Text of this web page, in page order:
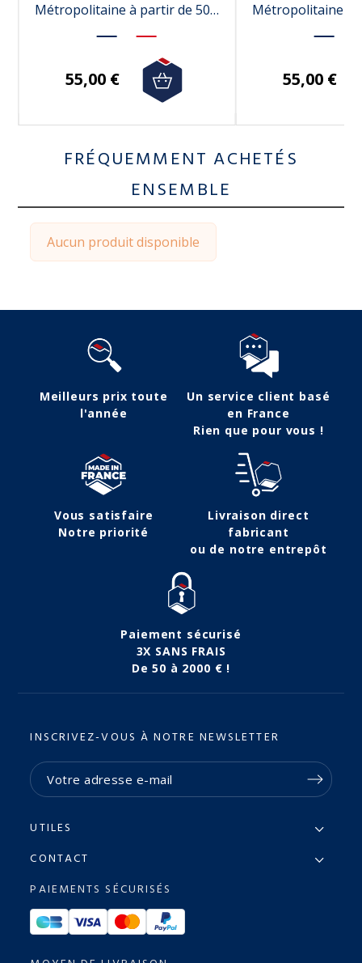
Métropolitaine à partir de 50€
55,00 €
Métropolitaine à
55,00 €
FRÉQUEMMENT ACHETÉS
ENSEMBLE
Aucun produit disponible
Meilleurs prix toute
l'année
Un service client basé
en France
Rien que pour vous !
Vous satisfaire
Notre priorité
Livraison direct
fabricant
ou de notre entrepôt
Paiement sécurisé
3X SANS FRAIS
De 50 à 2000 € !
INSCRIVEZ-VOUS À NOTRE NEWSLETTER
UTILES
CONTACT
PAIEMENTS SÉCURISÉS